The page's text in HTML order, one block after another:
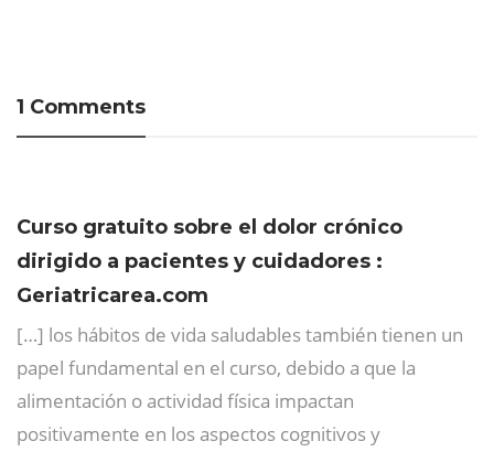
1 Comments
Curso gratuito sobre el dolor crónico
dirigido a pacientes y cuidadores :
Geriatricarea.com
[…] los hábitos de vida saludables también tienen un
papel fundamental en el curso, debido a que la
alimentación o actividad física impactan
positivamente en los aspectos cognitivos y